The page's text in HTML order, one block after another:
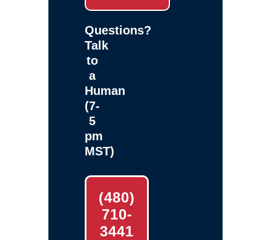
Questions?
Talk
to
a
Human
(7-
5
pm
MST)
(480)
710-
3441